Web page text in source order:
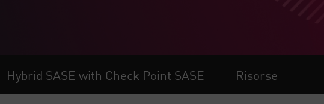
Hybrid SASE with Check Point SASE Risorse